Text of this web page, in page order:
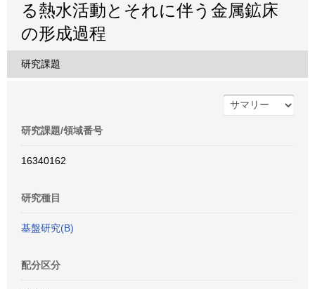
る熱水活動とそれに伴う金属鉱床
の形成過程
研究課題
研究課題/領域番号
16340162
研究種目
基盤研究(B)
配分区分